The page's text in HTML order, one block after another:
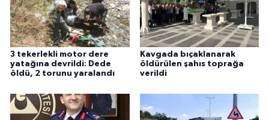
3 tekerlekli motor dere
yatağına devrildi: Dede
öldü, 2 torunu yaralandı
Kavgada bıçaklanarak
öldürülen şahıs toprağa
verildi